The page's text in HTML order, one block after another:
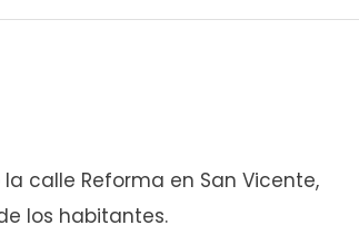
calle Reforma en San Vicente,
los habitantes.